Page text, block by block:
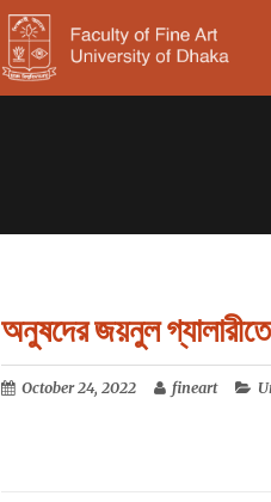
অনুষদের জয়নুল গ্যালারীতে
October 24, 2022 fineart